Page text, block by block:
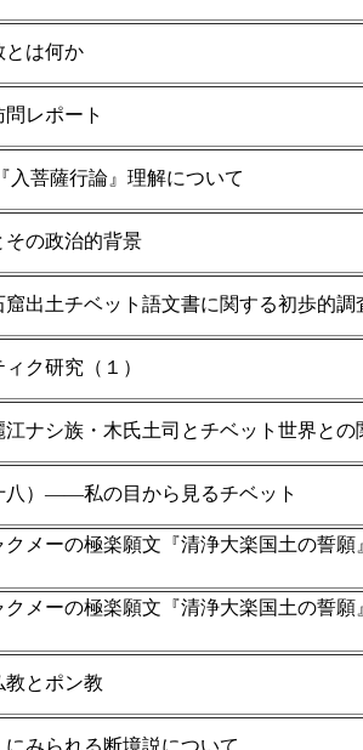
とは何か
レポート
入菩薩行論』理解について
その政治的背景
窟出土チベット語文書に関する初歩的調
ク研究（１）
江ナシ族・木氏土司とチベット世界との
八）――私の目から見るチベット
クメーの極楽願文『清浄大楽国土の誓願
クメーの極楽願文『清浄大楽国土の誓願
教とポン教
にみられる断境説について